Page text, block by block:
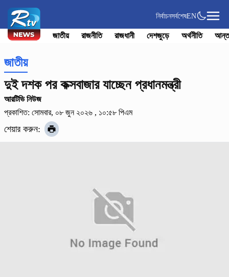
নির্বাচনসর্বশেষEN
জাতীয় রাজনীতি রাজধানী দেশজুড়ে অর্থনীতি
জাতীয়
দুই দশক পর কক্সবাজার যাচ্ছেন প্রধানমন্ত্রী
আরটিভি নিউজ
প্রকাশিত: সোমবার, ০৮ জুন ২০২৬ , ১০:৫৮ পিএম
শেয়ার করুন: